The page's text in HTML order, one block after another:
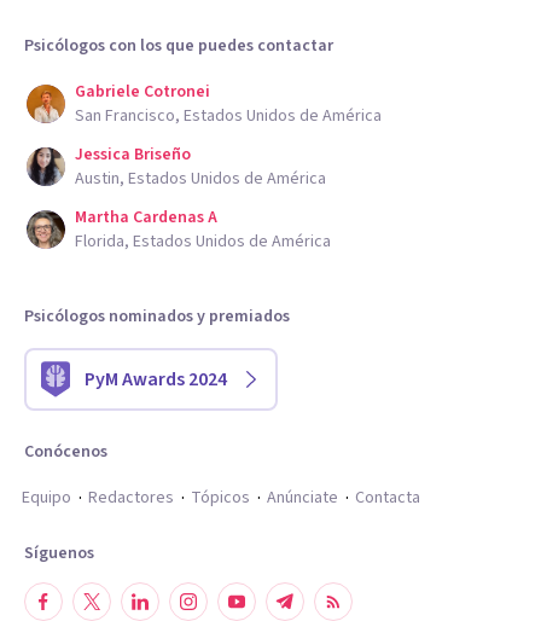
Psicólogos con los que puedes contactar
Gabriele Cotronei
San Francisco, Estados Unidos de América
Jessica Briseño
Austin, Estados Unidos de América
Martha Cardenas A
Florida, Estados Unidos de América
Psicólogos nominados y premiados
PyM Awards 2024
Conócenos
Equipo
Redactores Tópicos Anúnciate Contacta
Síguenos